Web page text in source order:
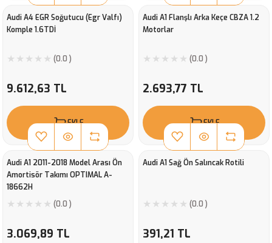
Audi A4 EGR Soğutucu (Egr Valfı)
Komple 1.6TDİ
(0.0 )
9.612,63 TL
EKLE
Audi A1 Flanşlı Arka Keçe CBZA 1.2
Motorlar
(0.0 )
2.693,77 TL
EKLE
Audi A1 2011-2018 Model Arası Ön
Amortisör Takımı OPTIMAL A-
18662H
(0.0 )
3.069,89 TL
Audi A1 Sağ Ön Salıncak Rotili
(0.0 )
391,21 TL